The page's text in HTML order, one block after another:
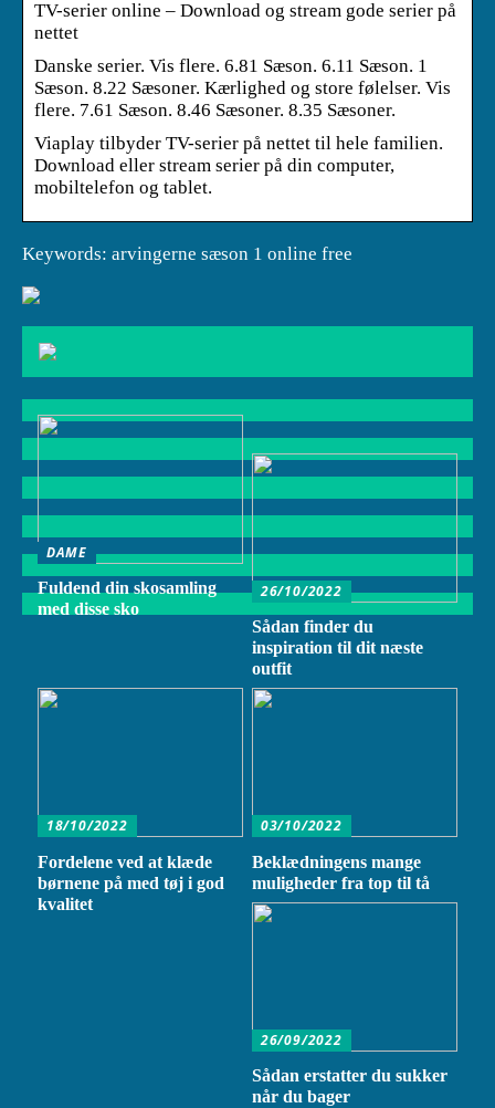
TV-serier online – Download og stream gode serier på
nettet
Danske serier. Vis flere. 6.81 Sæson. 6.11 Sæson. 1
Sæson. 8.22 Sæsoner. Kærlighed og store følelser. Vis
flere. 7.61 Sæson. 8.46 Sæsoner. 8.35 Sæsoner.
Viaplay tilbyder TV-serier på nettet til hele familien.
Download eller stream serier på din computer,
mobiltelefon og tablet.
Keywords: arvingerne sæson 1 online free
DAME
Fuldend din skosamling
med disse sko
26/10/2022
Sådan finder du
inspiration til dit næste
outfit
18/10/2022
Fordelene ved at klæde
børnene på med tøj i god
kvalitet
03/10/2022
Beklædningens mange
muligheder fra top til tå
26/09/2022
Sådan erstatter du sukker
når du bager